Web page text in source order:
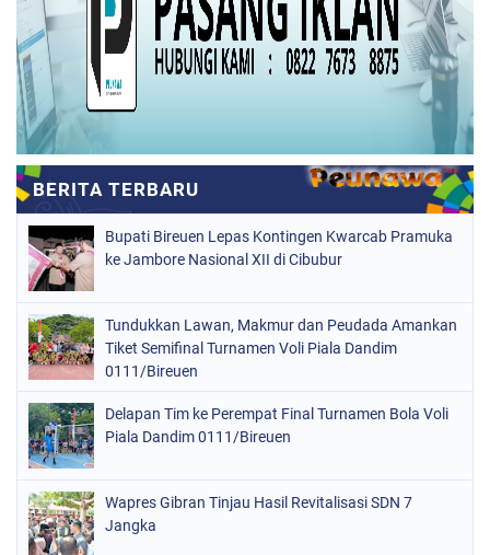
Bupati Bireuen Lepas Kontingen Kwarcab Pramuka
ke Jambore Nasional XII di Cibubur
Tundukkan Lawan, Makmur dan Peudada Amankan
Tiket Semifinal Turnamen Voli Piala Dandim
0111/Bireuen
Delapan Tim ke Perempat Final Turnamen Bola Voli
Piala Dandim 0111/Bireuen
Wapres Gibran Tinjau Hasil Revitalisasi SDN 7
Jangka